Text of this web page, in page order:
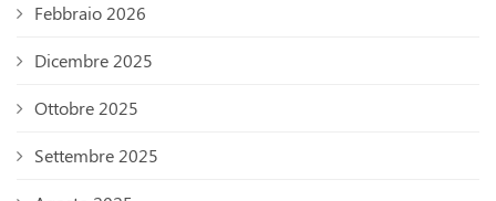
Febbraio 2026
Dicembre 2025
Ottobre 2025
Settembre 2025